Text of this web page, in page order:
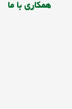
همکاری با ما